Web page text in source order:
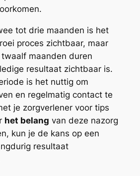
tot drie maanden is het
proces zichtbaar, maar
maanden duren
resultaat zichtbaar is.
is het nuttig om
en regelmatig contact te
je zorgverlener voor tips
het belang van deze nazorg
kun je de kans op een
resultaat